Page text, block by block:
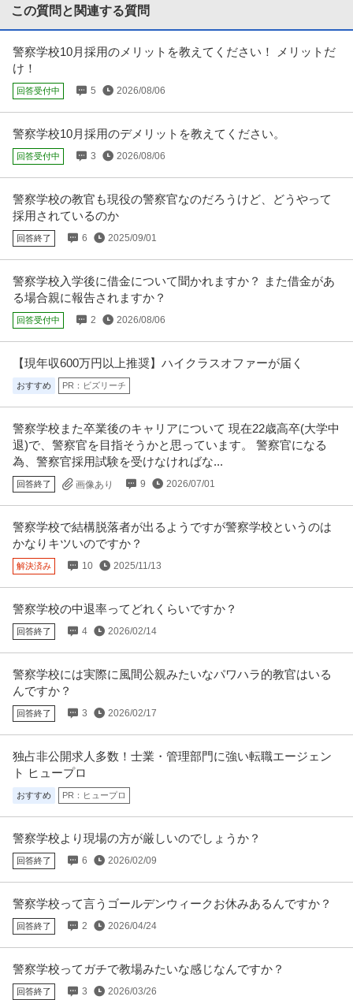
ート・LIVE・スポーツ大…続きを見る
駐車監視スタッフ／月収30万円可！警視庁の委託業務／会社負担
で資格取得できる！未経験OK／定年後にも／駐車監視員
株式会社コアズ 駐車対策部
契約社員 未経験OK 交通費支給
日給1.1万円〜1.2万円
【ここがオススメ！】 日勤のみ！安定性・社会貢献性も◎ 未経験から挑戦で
きる「みなし公務員」！ 熱
…続きを見る
タクシードライバー（運転手）／給与保障／正社員募集／東京都
品川区／虎ノ門交通株式会社(品川営業所)_8531／東京都
虎ノ門交通株式会社(品川営業所)
新着 正社員 未経験OK
ら高収入を目指せるタクシード…続きを見る
新着 正社員 未経験OK 交通費支給 昇給あり
年収350万円
株式会社ニール ITエンジニア／完全未経験歓迎／定着率91％／年休125日
【求人要約】 【未経験
フォレンジクス／Fエンジニア（未経験者）
デジタルデータソリューション株式会社
正社員 未経験OK 交通費支給 昇給あり
年収350万円〜500万円
【未経験可】デジタルフォレンジックエンジニア | サイバー攻撃・社内不正
の調査担当 | 六本木ヒル
空港スタッフ／未経験可／20代活躍／賞与実績6.4カ月分以上
羽田エアポートセキュリティー株式会社
年収300万円
羽田エアポートセキュリティー株式会社 空港スタッフ／未経験可／20代活躍
／賞与実績6.4カ月分以上
この条件の求人をもっと見る
この質問と関連する質問
警察学校10月採用のメリットを教えてください！ メリットだ
け！
回答受付中 5 2026/08/06
警察学校10月採用のデメリットを教えてください。
回答受付中 3 2026/08/06
警察学校の教官も現役の警察官なのだろうけど、どうやって
採用されているのか
回答終了 6 2025/09/01
警察学校入学後に借金について聞かれますか？ また借金があ
る場合親に報告されますか？
回答受付中 2 2026/08/06
【現年収600万円以上推奨】ハイクラスオファーが届く
おすすめ PR：ビズリーチ
警察学校また卒業後のキャリアについて 現在22歳高卒(大学中
退)で、警察官を目指そうかと思っています。 警察官になる
為、警察官採用試験を受けなければな...
回答終了 画像あり 9 2026/07/01
警察学校で結構脱落者が出るようですが警察学校というのは
かなりキツいのですか？
解決済み 10 2025/11/13
警察学校の中退率ってどれくらいですか？
回答終了 4 2026/02/14
警察学校には実際に風間公親みたいなパワハラ的教官はいる
んですか？
回答終了 3 2026/02/17
独占非公開求人多数！士業・管理部門に強い転職エージェン
ト ヒュープロ
おすすめ PR：ヒュープロ
警察学校より現場の方が厳しいのでしょうか？
回答終了 6 2026/02/09
警察学校って言うゴールデンウィークお休みあるんですか？
回答終了 2 2026/04/24
警察学校ってガチで教場みたいな感じなんですか？
回答終了 3 2026/03/26